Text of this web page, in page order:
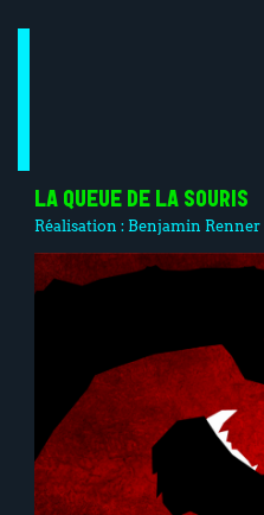
LA QUEUE DE LA SOURIS
Réalisation : Benjamin Renner